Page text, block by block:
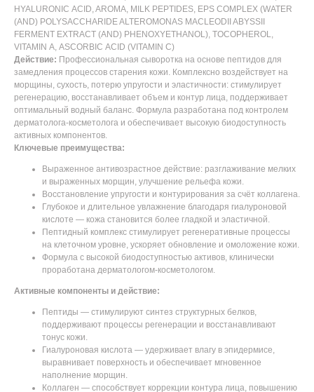
HYALURONIC ACID, AROMA, MILK PEPTIDES, EPS COMPLEX (WATER
(AND) POLYSACCHARIDE ALTEROMONAS MACLEODII ABYSSII
FERMENT EXTRACT (AND) PHENOXYETHANOL), TOCOPHEROL,
VITAMIN А, ASCORBIC ACID (VITAMIN C)
Действие: Профессиональная сыворотка на основе пептидов для
замедления процессов старения кожи. Комплексно воздействует на
морщины, сухость, потерю упругости и эластичности: стимулирует
регенерацию, восстанавливает объем и контур лица, поддерживает
оптимальный водный баланс. Формула разработана под контролем
дерматолога‑косметолога и обеспечивает высокую биодоступность
активных компонентов.
Ключевые преимущества:
Выраженное антивозрастное действие: разглаживание мелких
и выраженных морщин, улучшение рельефа кожи.
Восстановление упругости и контурирования за счёт коллагена.
Глубокое и длительное увлажнение благодаря гиалуроновой
кислоте — кожа становится более гладкой и эластичной.
Пептидный комплекс стимулирует регенеративные процессы
на клеточном уровне, ускоряет обновление и омоложение кожи.
Формула с высокой биодоступностью активов, клинически
проработана дерматологом‑косметологом.
Активные компоненты и действие:
Пептиды — стимулируют синтез структурных белков,
поддерживают процессы регенерации и восстанавливают
тонус кожи.
Гиалуроновая кислота — удерживает влагу в эпидермисе,
выравнивает поверхность и обеспечивает мгновенное
наполнение морщин.
Коллаген — способствует коррекции контура лица, повышению